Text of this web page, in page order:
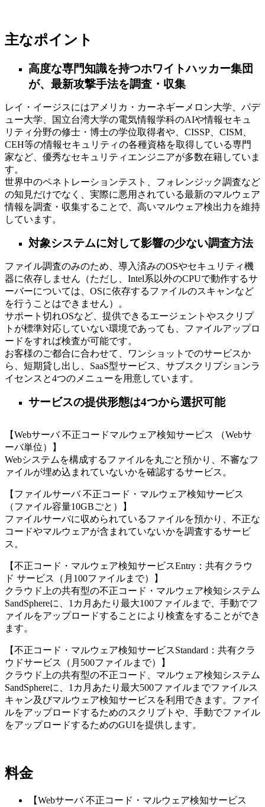
主なポイント
高度な専門知識を持つホワイトハッカー集団
が、最新攻撃手法を調査・収集
レイ・イージスにはアメリカ・カーネギーメロン大学、パデ
ュー大学、国立台湾大学の電気情報学科のAIや情報セキュ
リティ分野の修士・博士の学位取得者や、CISSP、CISM、
CEH等の情報セキュリティの各種資格を取得している専門
家など、優秀なセキュリティエンジニアが多数在籍していま
す。
世界中のペネトレーションテスト、フォレンジック調査など
の知見だけでなく、実際に悪用されている最新のマルウェア
情報を調査・収集することで、高いマルウェア検出力を維持
しています。
対象システムに対して影響の少ない調査方法
ファイル調査のみのため、導入済みのOSやセキュリティ機
器に依存しません（ただし、Intel系以外のCPUで動作するサ
ーバーについては、OSに依存するファイルのスキャンなど
を行うことはできません）。
サポート切れOSなど、提供できるエージェントやスクリプ
トが標準対応していない環境であっても、ファイルアップロ
ードをすれば検査が可能です。
お客様のご都合に合わせて、ワンショットでのサービスか
ら、短期貸し出し、SaaS型サービス、サブスクリプションラ
イセンスと4つのメニューを用意しています。
サービスの提供形態は4つから選択可能
【Webサーバ 不正コードマルウェア検知サービス （Webサ
ーバ単位）】
Webシステムを構成するファイルを丸ごと預かり、不審なフ
ァイルが埋め込まれていないかを確認するサービス。
【ファイルサーバ 不正コード・マルウェア検知サービス
（ファイル容量10GBごと）】
ファイルサーバに収められているファイルを預かり、不正な
コードやマルウェアが含まれていないかを調査するサービ
ス。
【不正コード・マルウェア検知サービスEntry：共有クラウ
ド サービス（月100ファイルまで）】
クラウド上の共有型の不正コード・マルウェア検知システム
SandSphereに、1カ月あたり最大100ファイルまで、手動でフ
ァイルをアップロードすることにより検査をすることができ
ます。
【不正コード・マルウェア検知サービスStandard：共有クラ
ウドサービス（月500ファイルまで）】
クラウド上の共有型の不正コード、マルウェア検知システム
SandSphereに、1カ月あたり最大500ファイルまでファイルス
キャン及びマルウェア検知サービスを利用できます。ファイ
ルをアップロードするためのスクリプトや、手動でファイル
をアップロードするためのGUIを提供します。
料金
【Webサーバ 不正コード・マルウェア検知サービス